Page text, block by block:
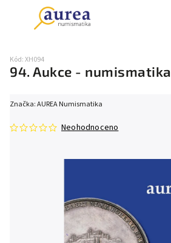
94. Aukce - numismatika
Kód:XH094
Neohodnoceno
Značka:AUREA Numismatika